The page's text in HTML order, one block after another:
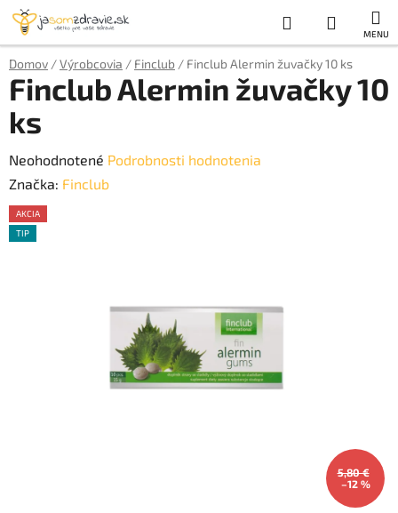
Prejsť
obsah
Hľadať
KOŠÍK
Domov /Výrobcovia / Finclub / Finclub Alermin žuvačky 10 ks
Finclub Alermin žuvačky 10
ks
Priemerné
hodnotenie
produktu
je
Neohodnotené Podrobnosti hodnotenia
Značka: Finclub
AKCIA
TIP
5,80 €
–12 %